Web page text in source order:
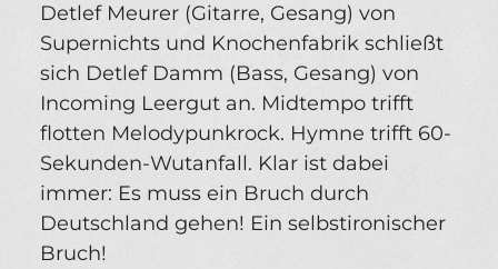
Detlef Meurer (Gitarre, Gesang) von
Supernichts und Knochenfabrik schließt
sich Detlef Damm (Bass, Gesang) von
Incoming Leergut an. Midtempo trifft
flotten Melodypunkrock. Hymne trifft 60-
Sekunden-Wutanfall. Klar ist dabei
immer: Es muss ein Bruch durch
Deutschland gehen! Ein selbstironischer
Bruch!